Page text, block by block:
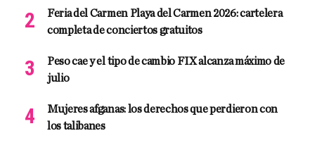
Feria del Carmen Playa del Carmen 2026: cartelera
completa de conciertos gratuitos
Peso cae y el tipo de cambio FIX alcanza máximo de
julio
Mujeres afganas: los derechos que perdieron con
los talibanes